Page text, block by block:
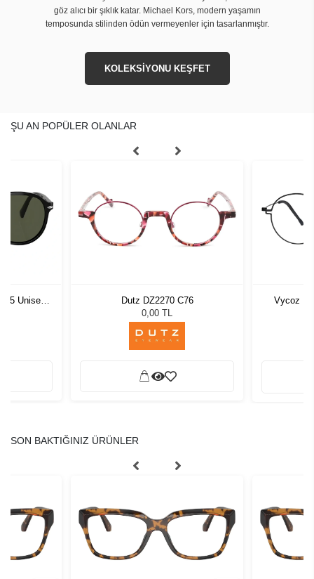
göz alıcı bir şıklık katar. Michael Kors, modern yaşamın
temposunda stilinden ödün vermeyenler için tasarlanmıştır.
KOLEKSİYONU KEŞFET
ŞU AN POPÜLER OLANLAR
55 Unisex
Dutz DZ2270 C76
0,00 TL
Vycoz
SON BAKTIĞINIZ ÜRÜNLER